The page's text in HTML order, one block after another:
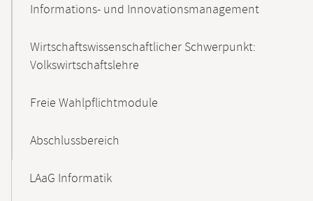
Informations- und Innovationsmanagement
Wirtschaftswissenschaftlicher Schwerpunkt:
Volkswirtschaftslehre
Freie Wahlpflichtmodule
Abschlussbereich
LAaG Informatik